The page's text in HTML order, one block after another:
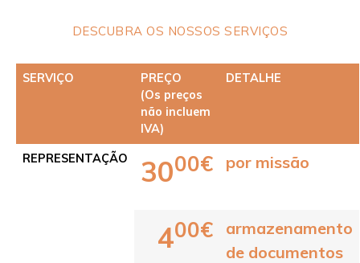
DESCUBRA OS NOSSOS SERVIÇOS
SERVIÇO
PREÇO
(Os preços
não incluem
IVA)
DETALHE
REPRESENTAÇÃO 3000€ por missão
400€
armazenamento
de documentos